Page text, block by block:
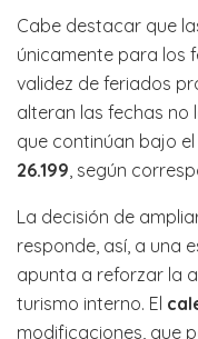
Cabe destacar que
únicamente para los
validez de feriados
alteran las fechas no
que continúan bajo
26.199, según
La decisión de
responde, así, a una
apunta a reforzar la
turismo interno. El
modificaciones, que